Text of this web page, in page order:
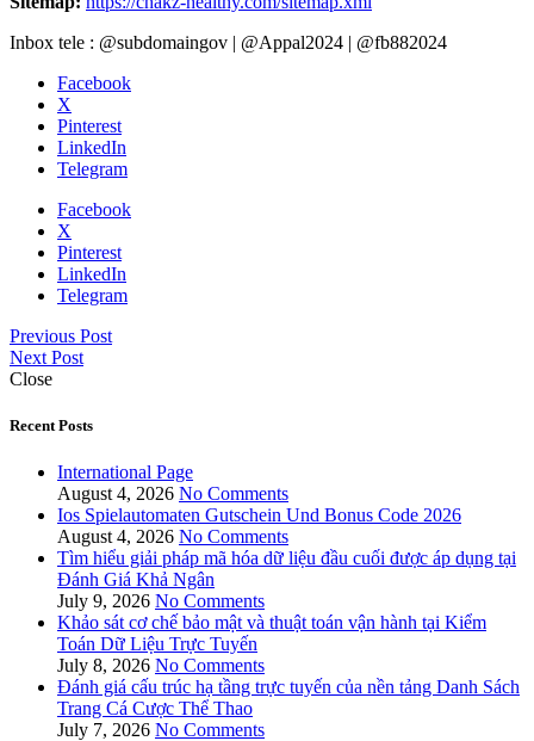
Inbox tele : @subdomaingov | @Appal2024 | @fb882024
Facebook
X
Pinterest
LinkedIn
Telegram
Facebook
X
Pinterest
LinkedIn
Telegram
Previous Post
Next Post
Close
Recent Posts
International Page
August 4, 2026 No Comments
Ios Spielautomaten Gutschein Und Bonus Code 2026
August 4, 2026 No Comments
Tìm hiểu giải pháp mã hóa dữ liệu đầu cuối được áp dụng tại
Đánh Giá Khả Ngân
July 9, 2026 No Comments
Khảo sát cơ chế bảo mật và thuật toán vận hành tại Kiểm
Toán Dữ Liệu Trực Tuyến
July 8, 2026 No Comments
Đánh giá cấu trúc hạ tầng trực tuyến của nền tảng Danh Sách
Trang Cá Cược Thể Thao
July 7, 2026 No Comments